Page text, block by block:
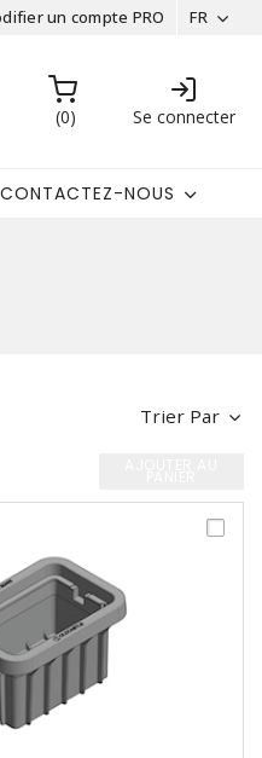
un compte PRO FR
0 Se connecter
CONTACTEZ-NOUS
Trier Par